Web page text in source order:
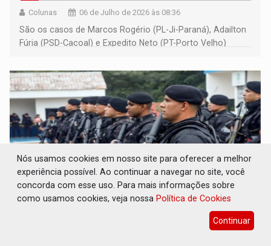
Colunas 06 de Julho de 2026 às 08:36
São os casos de Marcos Rogério (PL-Ji-Paraná), Adailton
Fúria (PSD-Cacoal) e Expedito Neto (PT-Porto Velho)
RESULTADOS: Governo de RO reduz 70% dos
Nós usamos cookies em nosso site para oferecer a melhor
experiência possível. Ao continuar a navegar no site, você
concorda com esse uso. Para mais informações sobre
como usamos cookies, veja nossa Política de Cookies
Continuar